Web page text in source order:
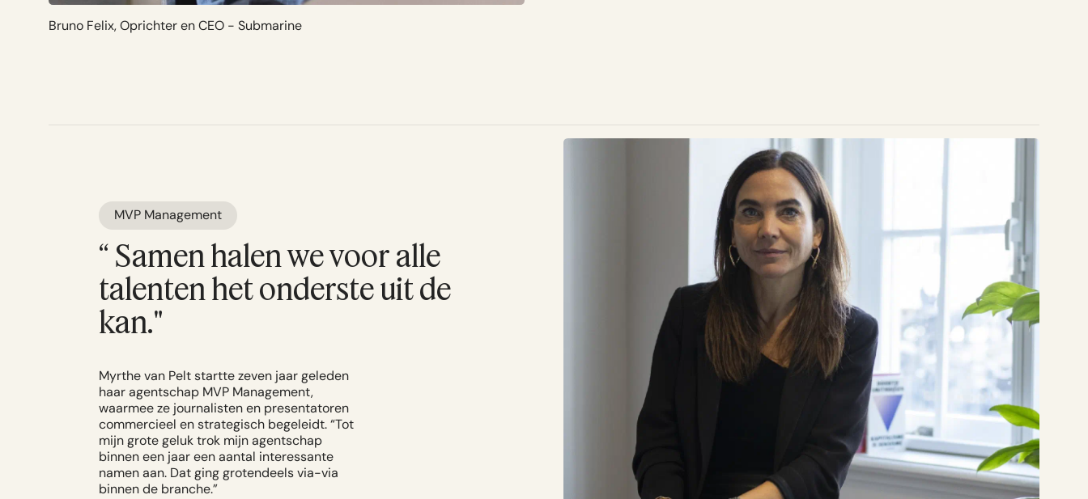
Bruno Felix, Oprichter en CEO - Submarine
MVP Management
“ Samen halen we voor alle
talenten het onderste uit de
kan."
Myrthe van Pelt startte zeven jaar geleden
haar agentschap MVP Management,
waarmee ze journalisten en presentatoren
commercieel en strategisch begeleidt. “Tot
mijn grote geluk trok mijn agentschap
binnen een jaar een aantal interessante
namen aan. Dat ging grotendeels via-via
binnen de branche.”